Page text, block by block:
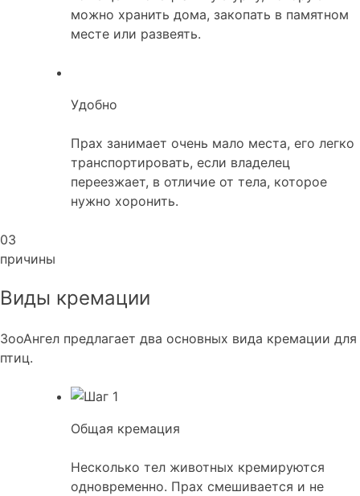
можно хранить дома, закопать в памятном
месте или развеять.
Удобно
Прах занимает очень мало места, его легко
транспортировать, если владелец
переезжает, в отличие от тела, которое
нужно хоронить.
03
причины
Виды кремации
ЗооАнгел предлагает два основных вида кремации для
птиц.
Общая кремация
Несколько тел животных кремируются
одновременно. Прах смешивается и не